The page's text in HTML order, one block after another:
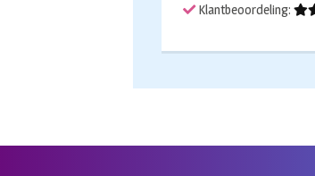
Klantbeoordeling: